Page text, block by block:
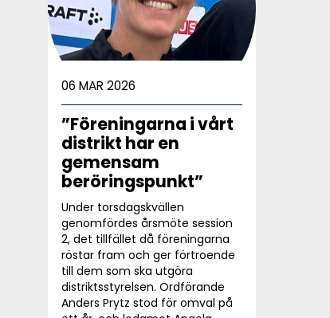
06 MAR 2026
”Föreningarna i vårt
distrikt har en
gemensam
beröringspunkt”
Under torsdagskvällen
genomfördes årsmöte session
2, det tillfället då föreningarna
röstar fram och ger förtroende
till dem som ska utgöra
distriktsstyrelsen. Ordförande
Anders Prytz stod för omval på